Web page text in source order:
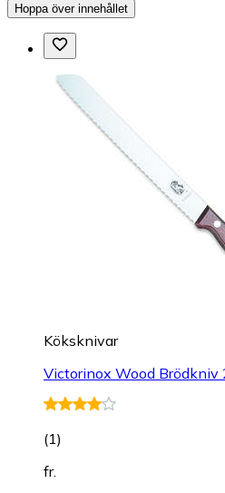
Hoppa över innehållet
Köksknivar
Victorinox Wood Brödkniv
(1)
fr.